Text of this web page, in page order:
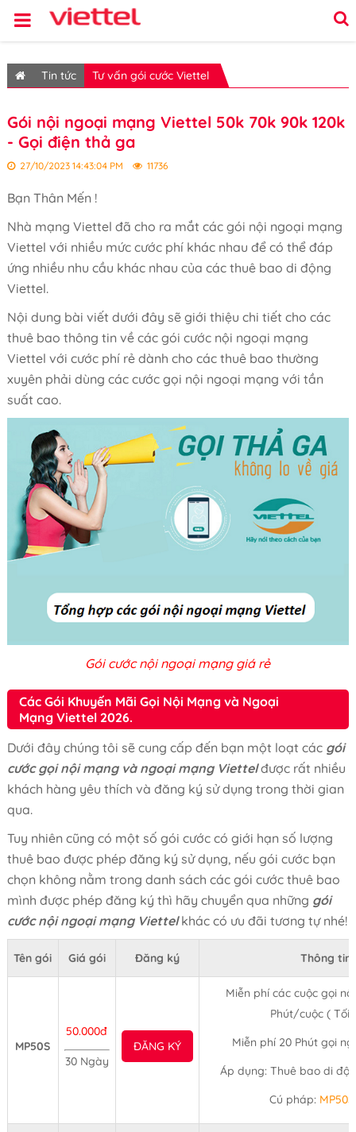
Tin tức Tư vấn gói cước Viettel
Gói nội ngoại mạng Viettel 50k 70k 90k 120k
- Gọi điện thả ga
27/10/2023 14:43:04 PM 11736
Bạn Thân Mến !
Nhà mạng Viettel đã cho ra mắt các gói nội ngoại mạng
Viettel với nhiều mức cước phí khác nhau để có thể đáp
ứng nhiều nhu cầu khác nhau của các thuê bao di động
Viettel.
Nội dung bài viết dưới đây sẽ giới thiệu chi tiết cho các
thuê bao thông tin về các gói cước nội ngoại mạng
Viettel với cước phí rẻ dành cho các thuê bao thường
xuyên phải dùng các cước gọi nội ngoại mạng với tần
suất cao.
Gói cước nội ngoại mạng giá rẻ
Các Gói Khuyến Mãi Gọi Nội Mạng và Ngoại
Mạng Viettel 2026.
Dưới đây chúng tôi sẽ cung cấp đến bạn một loạt các gói
cước gọi nội mạng và ngoại mạng Viettelđược rất nhiều
khách hàng yêu thích và đăng ký sử dụng trong thời gian
qua.
Tuy nhiên cũng có một số gói cước có giới hạn số lượng
thuê bao được phép đăng ký sử dụng, nếu gói cước bạn
chọn không nằm trong danh sách các gói cước thuê bao
mình được phép đăng ký thì hãy chuyển qua những gói
cước nội ngoại mạng Viettelkhác có ưu đãi tương tự nhé!
Tên gói Giá gói Đăng ký Thông tin
MP50S
50.000đ
30 Ngày
ĐĂNG KÝ
Miễn phí các cuộc gọi
Phút/cuộc ( Tối
Miễn phí 20 Phút gọi
Áp dụng: Thuê bao di
Cú pháp: